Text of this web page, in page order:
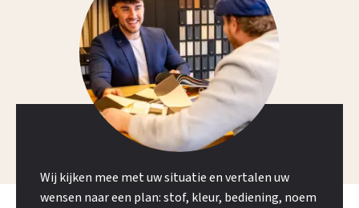
Wij kijken mee met uw situatie en vertalen uw
wensen naar een plan: stof, kleur, bediening, noem